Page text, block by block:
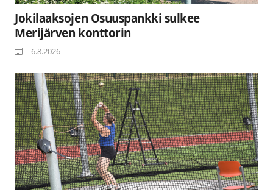
Jokilaaksojen Osuuspankki sulkee
Merijärven konttorin
6.8.2026